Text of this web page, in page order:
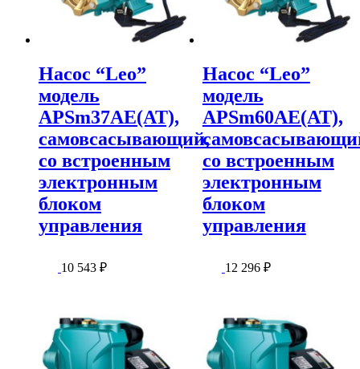
Насос “Leo”
модель
APSm37AE(AT),
самовсасывающий,
со встроенным
электронным
блоком
управления
10 543 ₽
Насос “Leo”
модель
APSm60AE(AT),
со встроенным
электронным
блоком
управления
12 296 ₽